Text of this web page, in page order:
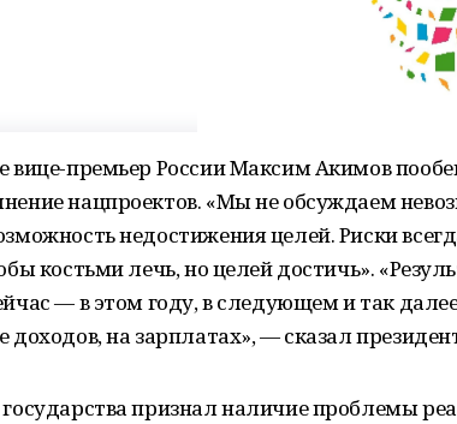
вице-премьер России Максим Акимов
нацпроектов. «Мы не обсуждаем
недостижения целей. Риски
костьми лечь, но целей достичь».
— в этом году, в следующем и так
доходов, на зарплатах», — сказал
признал наличие проблемы